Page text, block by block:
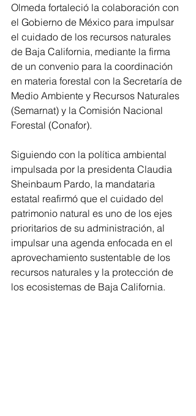
Olmeda fortaleció la colaboración con
el Gobierno de México para impulsar
el cuidado de los recursos naturales
de Baja California, mediante la firma
de un convenio para la coordinación
en materia forestal con la Secretaría de
Medio Ambiente y Recursos Naturales
(Semarnat) y la Comisión Nacional
Forestal (Conafor).
Siguiendo con la política ambiental
impulsada por la presidenta Claudia
Sheinbaum Pardo, la mandataria
estatal reafirmó que el cuidado del
patrimonio natural es uno de los ejes
prioritarios de su administración, al
impulsar una agenda enfocada en el
aprovechamiento sustentable de los
recursos naturales y la protección de
los ecosistemas de Baja California.